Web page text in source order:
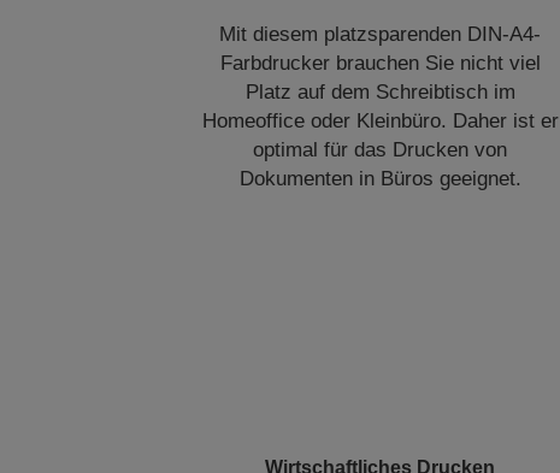
Mit diesem platzsparenden DIN-A4-
Farbdrucker brauchen Sie nicht viel
Platz auf dem Schreibtisch im
Homeoffice oder Kleinbüro. Daher ist er
optimal für das Drucken von
Dokumenten in Büros geeignet.
Wirtschaftliches Drucken